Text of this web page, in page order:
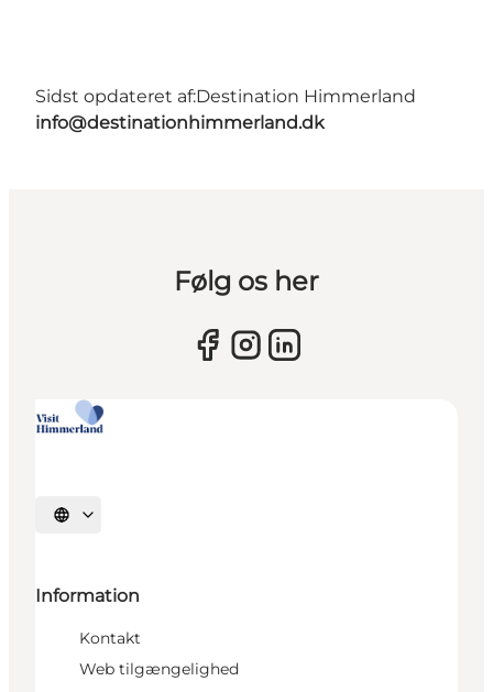
Sidst opdateret af:Destination Himmerland
info@destinationhimmerland.dk
Følg os her
Vælg sprog
Information
Kontakt
Web tilgængelighed